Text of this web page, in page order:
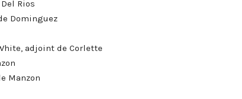
Rios
Dominguez
adjoint de Corlette
Manzon